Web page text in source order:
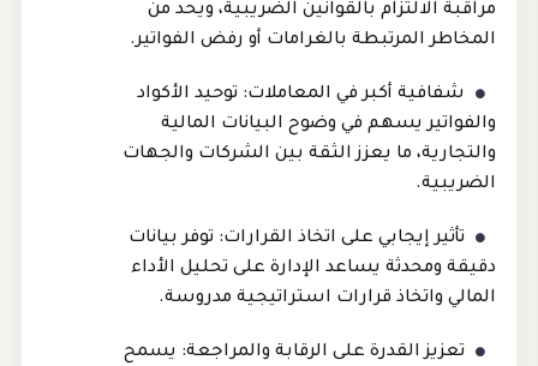
مراقبة الالتزام بالقوانين الضريبية، ويحد من
المخاطر المرتبطة بالغرامات أو رفض الفواتير.
شفافية أكبر في المعاملات: توحيد الأكواد
والفواتير يسهم في وضوح البيانات المالية
والتجارية، ما يعزز الثقة بين الشركات والجهات
الضريبية.
تأثير إيجابي على اتخاذ القرارات: توفر بيانات
دقيقة ومحدثة يساعد الإدارة على تحليل الأداء
المالي واتخاذ قرارات استراتيجية مدروسة.
تعزيز القدرة على الرقابة والمراجعة: يسمح